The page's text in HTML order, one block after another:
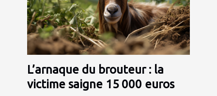
L’arnaque du brouteur : la
victime saigne 15 000 euros